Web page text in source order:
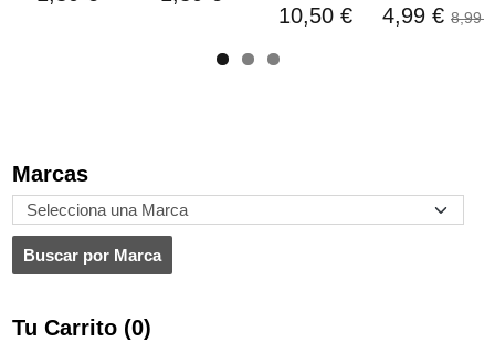
Marcas
Tu Carrito (0)
10,50 €
4,99 € 8,99 €